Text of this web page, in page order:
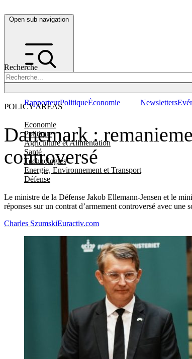
Open sub navigation
Recherche
POLICY AREAS
Economie
Politique
Agriculture et Alimentation
Santé
Technologies
Energie, Environnement et Transport
Défense
RapporteurPolitiqueÉconomie Newsletters
Danemark :
controversé
Le ministre de la Défense Jakob Ellemann-Jensen et le
réponses sur un contrat d’armement controversé avec une
Charles SzumskiEuractiv.com